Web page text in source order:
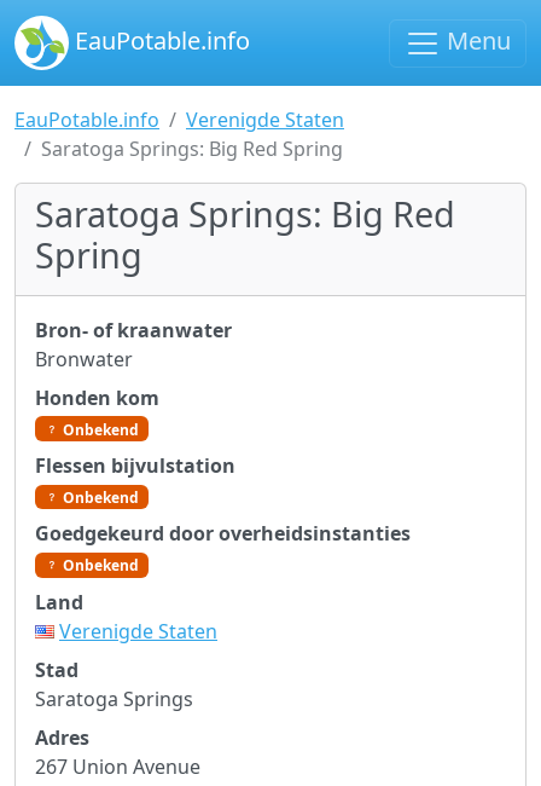
EauPotable.info Menu
EauPotable.info
Verenigde Staten
Saratoga Springs: Big Red Spring
Saratoga Springs: Big Red
Spring
Bron- of kraanwater
Bronwater
Honden kom
Onbekend
Flessen bijvulstation
Onbekend
Goedgekeurd door overheidsinstanties
Onbekend
Land
Verenigde Staten
Stad
Saratoga Springs
Adres
267 Union Avenue